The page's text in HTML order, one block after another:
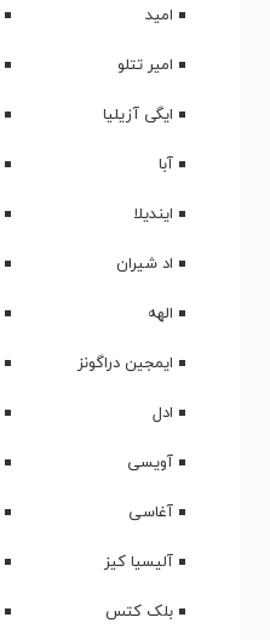
امید
امیر تتلو
ایگی آزیلیا
آبا
ایندیلا
اد شیران
الهه
ایمجین دراگونز
ادل
آویسی
آغاسی
آلیسیا کیز
بلک کتس